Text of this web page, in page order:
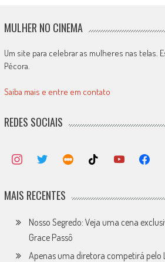
MULHER NO CINEMA
Um site para celebrar as mulheres nas telas.
Pécora.
Saiba mais e entre em contato
REDES SOCIAIS
MAIS RECENTES
Nosso Segredo: Veja uma cena
Grace Passô
Apenas uma diretora competirá pelo